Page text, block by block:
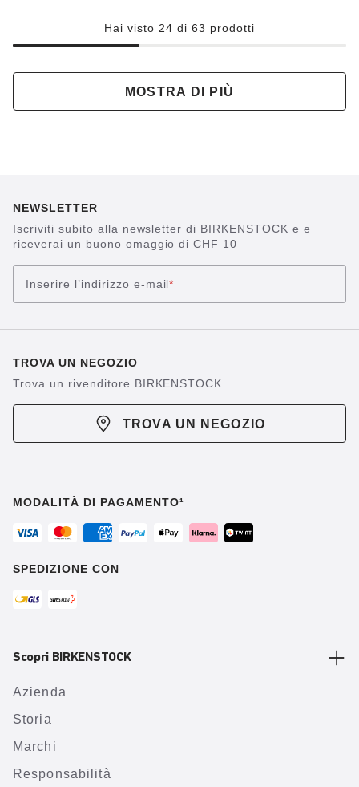
Hai visto 24 di 63 prodotti
MOSTRA DI PIÙ
NEWSLETTER
Iscriviti subito alla newsletter di BIRKENSTOCK e e
riceverai un buono omaggio di CHF 10
Inserire l’indirizzo e-mail*
TROVA UN NEGOZIO
Trova un rivenditore BIRKENSTOCK
TROVA UN NEGOZIO
MODALITÀ DI PAGAMENTO¹
SPEDIZIONE CON
Scopri BIRKENSTOCK
Azienda
Storia
Marchi
Responsabilità